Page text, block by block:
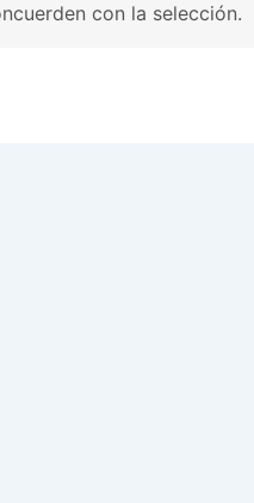
con la selección.